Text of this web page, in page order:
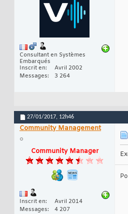
Consultant en Systèmes
Embarqués
Inscrit en
Avril 2002
Messages
3 264
27/01/2017, 12h46
Community Management
Community Manager
Inscrit en
Avril 2014
Messages
4 207